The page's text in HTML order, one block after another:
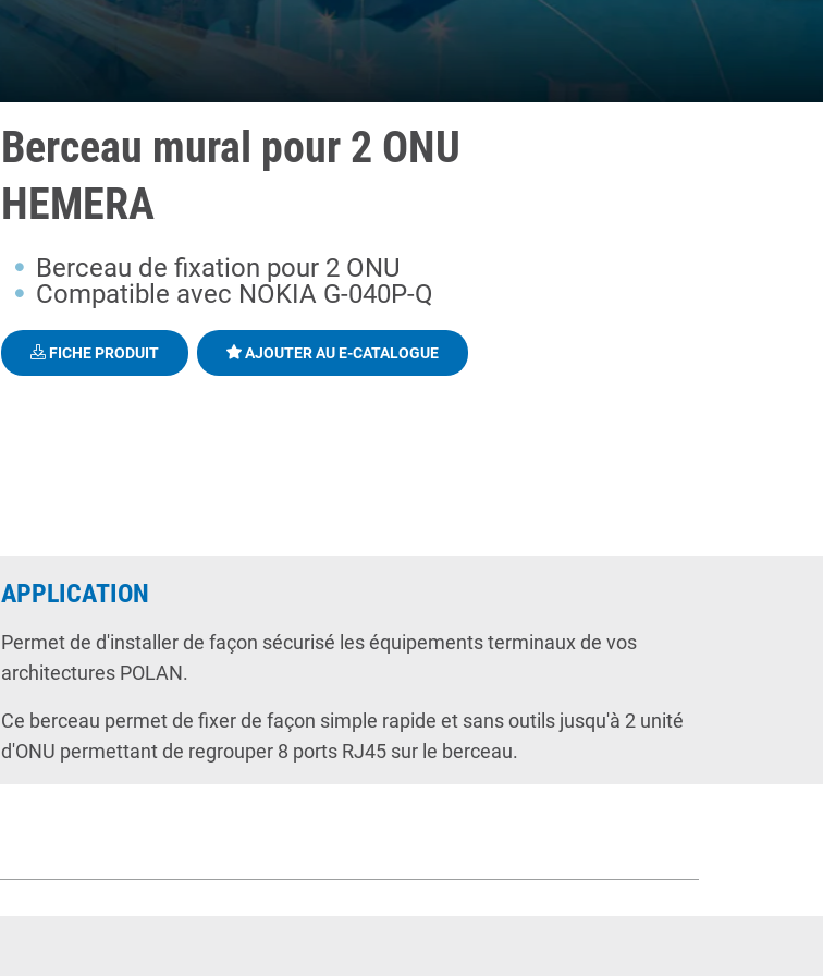
Berceau mural pour 2 ONU
HEMERA
Berceau de fixation pour 2 ONU
Compatible avec NOKIA G-040P-Q
FICHE PRODUIT AJOUTER AU E-CATALOGUE
APPLICATION
Permet de d'installer de façon sécurisé les équipements terminaux de vos
architectures POLAN.
Ce berceau permet de fixer de façon simple rapide et sans outils jusqu'à 2 unité
d'ONU permettant de regrouper 8 ports RJ45 sur le berceau.